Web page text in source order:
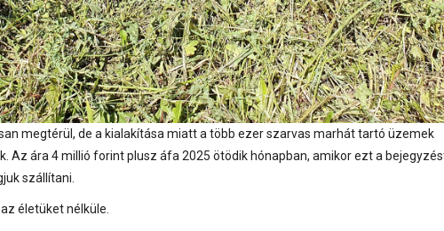
megtérül, de a kialakítása miatt a több ezer szarvas marhát tartó üzemek
Az ára 4 millió forint plusz áfa 2025 ötödik hónapban, amikor ezt a
szállítani.
életüket nélküle.